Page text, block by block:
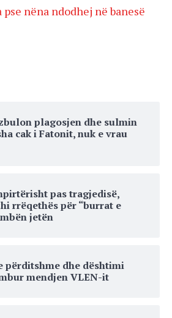
nëna ndodhej në banesë
plagosjen dhe sulmin
cak i Fatonit, nuk e vrau
pas tragjedisë,
rrëqethës për “burrat e
jetën
përditshme dhe dështimi
mendjen VLEN-it